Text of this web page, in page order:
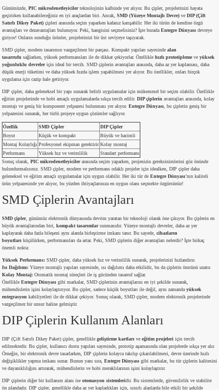
Serisi,45 Serisi
24 Serisi,27 Serisi,93 Serisi
180C
90C
Serisi
%5 2W
1/8w
%1 1/2W
1/2W
10W
1W
20W
2W
3W
5W
11W
13W
1206 Kılıf
1206 Kılıf - 25 Adet
402 Kılıf
603 Kılıf
805 Kılıf
805 Kılıf - 25 Adet
Günümüzde, PIC mikrodenetleyicilerteknolojinin kalbinde yer alıyor. Bu çipler, projelerinizi hayata
geçirirken kullanabileceğiniz en iyi araçlardan biri. Ancak, SMD (Yüzeye Montajlı Devre) ve DIP (Çift
Satırlı Dikey Paket) çipleri arasında seçim yaparken kafanız karışabilir. Her iki türün de kendine özgü
avantajları ve dezavantajları bulunuyor. Peki, hangisini seçmelisiniz? İşte burada Entegre Dünyası devreye
giriyor! Onların sunduğu ürünler, projelerinizi bir üst seviyeye taşıyacak.
SMD çipler, modern tasarımın vazgeçilmez bir parçası. Kompakt yapıları sayesinde alan
tasarrufu sağlarken, yüksek performansları ile de dikkat çekiyorlar. Özellikle hızlı prototipleme ve yüksek
yoğunluklu devreleriçin ideal bir tercih. SMD çiplerin avantajları arasında, daha az yer kaplaması, daha
düşük enerji tüketimi ve daha yüksek hızda işlem yapabilmesi yer alıyor. Bu özellikler, onları birçok
uygulama için cazip hale getiriyor.
DIP çipler, daha geleneksel bir yapı sunarak belirli uygulamalar için mükemmel bir seçim olabilir. Özellikle
eğitim projelerinde ve hobi amaçlı uygulamalarda sıkça tercih edilir. DIP çiplerin avantajları arasında, kolay
montajı ve geniş bir komponent yelpazesi bulunması yer alıyor. Entegre Dünyası , bu çiplerin geniş bir
yelpazesini sunarak, her türlü projeye uygun çözümler sağlıyor.
Özellik SMD Çipler
DIP Çipler
Boyut
Küçük ve kompakt
Büyük ve hacimli
Montaj Kolaylığı Profesyonel ekipman gerektirir Kolay montaj
Performans
Yüksek hız ve verimlilik
Standart performans
Sonuç olarak, PIC mikrodenetleyicilerarasında seçim yaparken, projenizin gereksinimlerini göz önünde
bulundurmalısınız. SMD çipler, modern ve performans odaklı projeler için idealken, DIP çipler daha
geleneksel ve eğitim amaçlı uygulamalar için uygun olabilir. Her iki tür de Entegre Dünyası’nın kaliteli
ürün yelpazesinde yer alıyor, bu yüzden ihtiyaçlarınıza en uygun olanı seçmekte özgürsünüz!
SMD Çiplerin Avantajları
SMD çipler, günümüz elektronik dünyasında devrim yaratan bir teknoloji olarak öne çıkıyor. Bu çiplerin en
büyük avantajlarından biri, kompakt tasarımlarsunmasıdır. Yüzeye montajlı devreler, daha az yer
kaplayarak daha fazla bileşeni aynı alanda birleştirme imkanı tanır. Bu sayede, cihazların
boyutları küçülürken, performansları da artar. Peki, SMD çiplerin diğer avantajları nelerdir? İşte birkaç
önemli nokta:
Yüksek Performans: SMD çipler, daha yüksek hız ve verimlilik sunarak, projelerinizi hızlandırır.
Isı Dağılımı: Yüzeye montajlı yapıları sayesinde, ısı dağılımı daha etkilidir, bu da çiplerin ömrünü uzatır.
Kolay Montaj: Otomatik montaj süreçleri ile iş gücünden tasarruf sağlar.
Özellikle Entegre Dünyası gibi markalar, SMD çiplerinin avantajlarını en iyi şekilde sunarak,
mühendislerin işini kolaylaştırıyor. Bu çipler, sadece küçük boyutları ile değil, aynı zamanda yüksek
entegrasyon kabiliyetleri ile de dikkat çekiyor. Sonuç olarak, SMD çipler, modern elektronik projelerinde
vazgeçilmez bir unsur haline gelmiştir.
DIP Çiplerin Kullanım Alanları
DIP (Çift Satırlı Dikey Paket) çipler, genellikle geliştirme kartları ve eğitim projeleri için tercih
edilmektedir. Bu çipler, kullanıcı dostu yapıları sayesinde, prototip aşamasında olan projelerde sıkça yer alır.
Örneğin, bir elektronik devre tasarlarken, DIP çiplerin kolayca takılıp çıkarılabilmesi, devre üzerinde hızlı
değişiklikler yapma imkanı sunar. Bunun yanı sıra, Entegre Dünyası gibi markalar, bu tür çiplerin kalitesini
ve dayanıklılığını artırarak, mühendislerin ve hobi meraklılarının işini kolaylaştırır.
DIP çiplerin diğer bir kullanım alanı ise otomasyon sistemleridir. Bu sistemlerde, güvenilirlik ve stabilite
ön plandadır. DIP çipler, genellikle daha az yer kapladıkları için, sınırlı alanlarda bile etkili bir şekilde